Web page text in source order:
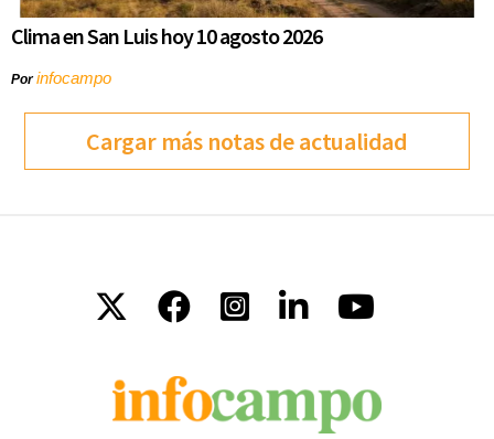
Clima en San Luis hoy 10 agosto 2026
Porinfocampo
Cargar más notas de actualidad